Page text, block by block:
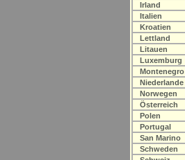
Irland
Italien
Kroatien
Lettland
Litauen
Luxemburg
Montenegro
Niederlande
Norwegen
Österreich
Polen
Portugal
San Marino
Schweden